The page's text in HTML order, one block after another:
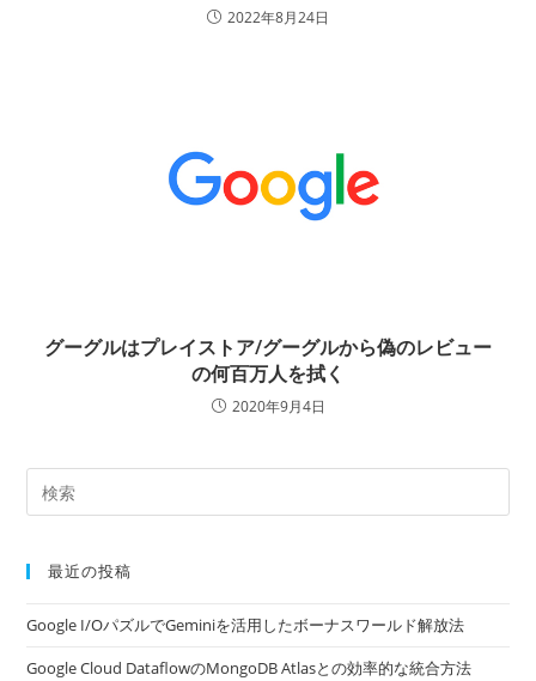
2022年8月24日
グーグルはプレイストア/グーグルから偽のレビュー
の何百万人を拭く
2020年9月4日
最近の投稿
Google I/OパズルでGeminiを活用したボーナスワールド解放法
Google Cloud DataflowのMongoDB Atlasとの効率的な統合方法